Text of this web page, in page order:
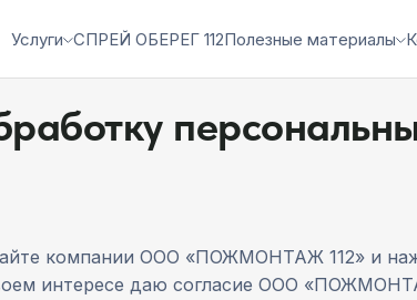
Услуги СПРЕЙ ОБЕРЕГ 112Полезные материалы
компании ООО «ПОЖМОНТАЖ 112» и
интересе даю согласие ООО